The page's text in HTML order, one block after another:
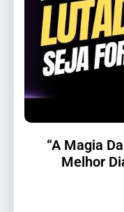
“A Magia
Melhor